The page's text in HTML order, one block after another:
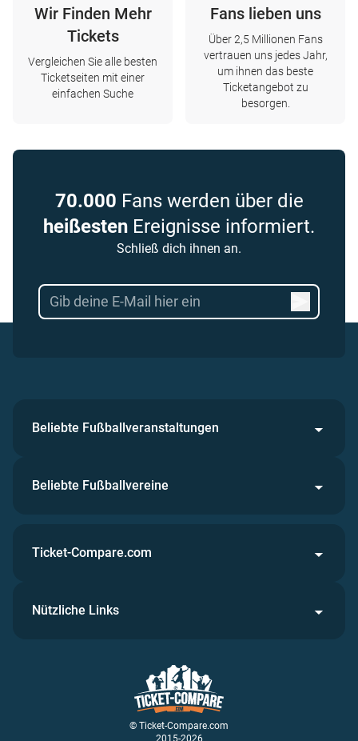
Wir Finden Mehr
Tickets
Vergleichen Sie alle besten
Ticketseiten mit einer
einfachen Suche
Fans lieben uns
Über 2,5 Millionen Fans
vertrauen uns jedes Jahr,
um ihnen das beste
Ticketangebot zu
besorgen.
70.000 Fans werden über die
heißesten Ereignisse informiert.
Schließ dich ihnen an.
Beliebte Fußballveranstaltungen
Beliebte Fußballvereine
© Ticket-Compare.com
2015-2026
Ticket-Compare.com
Nützliche Links